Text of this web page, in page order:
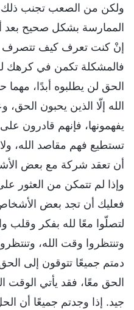
ولكن من الصعب تجنب
الممارسة بشكل صحيح بعد
إنْ كنت تعرف كيف تتصرف
فالمشكلة تكمن في كرهك
الحق لن يطلبوه أبدًا، مهما
الله إلّا الذين يحبون الحق،
يفهمونها، فإنهم قادرون
تستطيع فهم مقاصد الله،
أن تعقد شركة مع بعض
وإذا لم تتمكن من العثور
فعليك أن تجد بعض الأشخاص
لتصلّوا معًا لله بفكر وقلب
وتنتظروا وقت الله،
دمتم جميعًا تتوقون إلى
الحق معًا، فقد يأتي
جيد. إذا وجدتم جميعًا أن